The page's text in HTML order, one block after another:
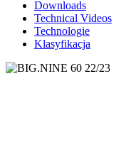
Downloads
Technical Videos
Technologie
Klasyfikacja